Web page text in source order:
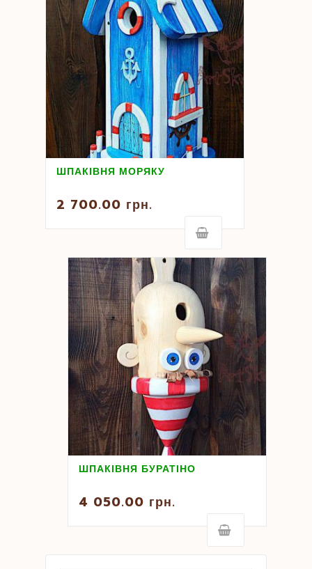
ШПАКІВНЯ МОРЯКУ
2 700.00 грн.
ШПАКІВНЯ БУРАТІНО
4 050.00 грн.